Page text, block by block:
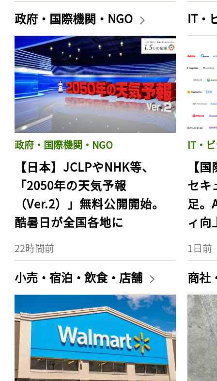
政府・国際機関・NGO
政府・国際機関・NGO
【日本】JCLPやNHK等、
「2050年の天気予報
（Ver.2）」無料公開開始。
酷暑日が全国各地に
22時間前
IT・
IT・
【
セキ
足。
ィ向
1日前
小売・宿泊・飲食・店舗 商社